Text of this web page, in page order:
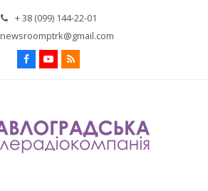
+ 38 (099) 144-22-01
newsroomptrk@gmail.com
Facebook
Youtube
RSS